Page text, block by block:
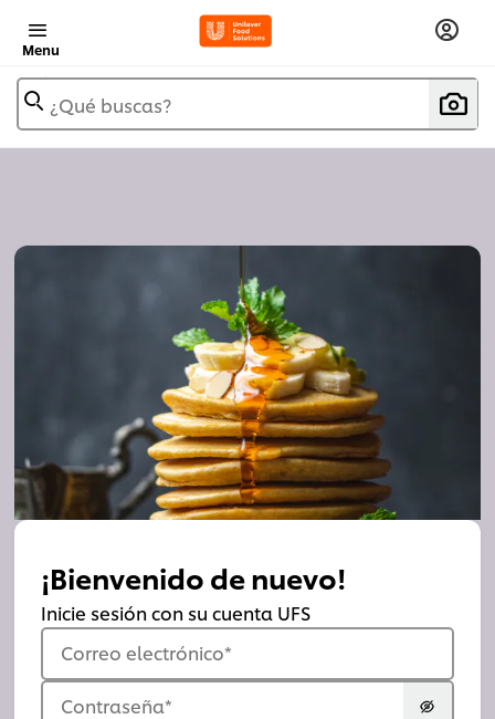
Menu
¿Qué buscas?
¡Bienvenido de nuevo!
Inicie sesión con su cuenta UFS
Correo electrónico*
Contraseña*